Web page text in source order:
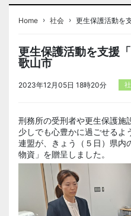
Home › 社会 › 更生保護活動を
更生保護活動を支援
歌山市
2023年12月05日 18時20分
刑務所の受刑者や更生保護施
少しでも心豊かに過ごせるよ
連盟が、きょう（５日）県内
物資」を贈呈しました。